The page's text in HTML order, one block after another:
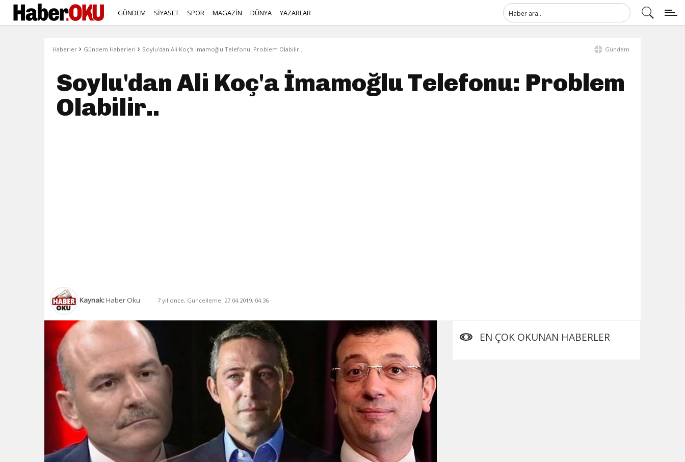
GÜNDEM SİYASET SPOR MAGAZİN DÜNYA YAZARLAR
Haberler › Gündem Haberleri › Soylu'dan Ali Koç'a İmamoğlu Telefonu: Problem Olabilir.. Gündem
Soylu'dan Ali Koç'a İmamoğlu Telefonu: Problem
Olabilir..
Kaynak:Haber Oku 7 yıl önce, Güncelleme: 27.04.2019, 04:36
EN ÇOK OKUNAN HABERLER